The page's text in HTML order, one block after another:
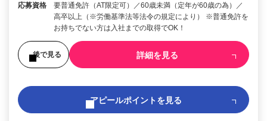
応募資格
要普通免許（AT限定可）／60歳未満（定年が60歳の為）／
高卒以上（※労働基準法等法令の規定により） ※普通免許を
お持ちでない方は入社までの取得でOK！
後で見る 詳細を見る
アピールポイントを見る